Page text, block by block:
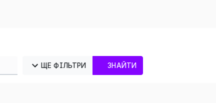
ЩЕ ФІЛЬТРИ ЗНАЙТИ